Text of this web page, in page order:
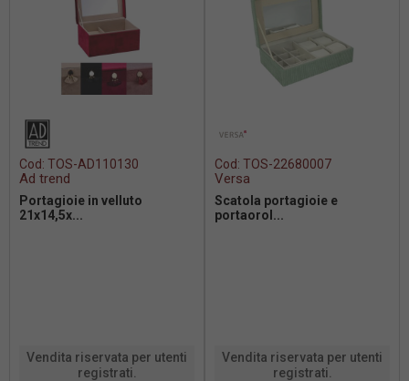
Cod: TOS-AD110130
Ad trend
Portagioie in velluto
21x14,5x...
Vendita riservata per utenti
registrati.
Cod: TOS-22680007
Versa
Scatola portagioie e
portaorol...
Vendita riservata per utenti
registrati.